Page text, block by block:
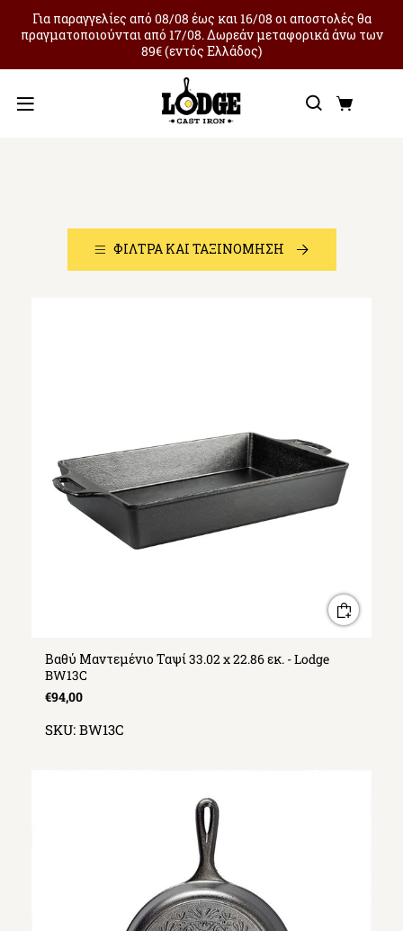
Για παραγγελίες από 08/08 έως και 16/08 οι αποστολές θα
πραγματοποιούνται από 17/08. Δωρεάν μεταφορικά άνω των
89€ (εντός Ελλάδος)
Μενού
Bakeware
ΦΊΛΤΡΑ ΚΑΙ ΤΑΞΙΝΌΜΗΣΗ
Βαθύ Μαντεμένιο Ταψί 33.02 x 22.86 εκ. - Lodge
BW13C
€94,00
SKU: BW13C